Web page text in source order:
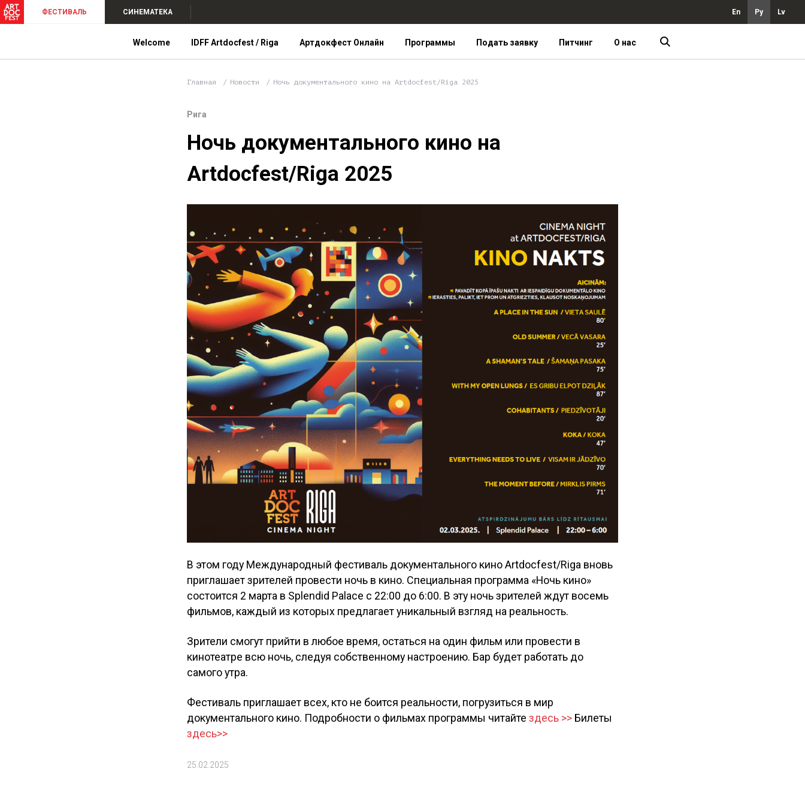
ФЕСТИВАЛЬ СИНЕМАТЕКА En Ру Lv
Welcome IDFF Artdocfest / Riga Артдокфест Онлайн Программы Подать заявку Питчинг О нас
Главная Новости Ночь документального кино на Artdocfest/Riga 2025
Рига
Ночь документального кино на
Artdocfest/Riga 2025
В этом году Международный фестиваль документального кино Artdocfest/Riga вновь
приглашает зрителей провести ночь в кино. Специальная программа «Ночь кино»
состоится 2 марта в Splendid Palace с 22:00 до 6:00. В эту ночь зрителей ждут восемь
фильмов, каждый из которых предлагает уникальный взгляд на реальность.
Зрители смогут прийти в любое время, остаться на один фильм или провести в
кинотеатре всю ночь, следуя собственному настроению. Бар будет работать до
самого утра.
Фестиваль приглашает всех, кто не боится реальности, погрузиться в мир
документального кино. Подробности о фильмах программы читайте здесь >> Билеты
здесь>>
25.02.2025